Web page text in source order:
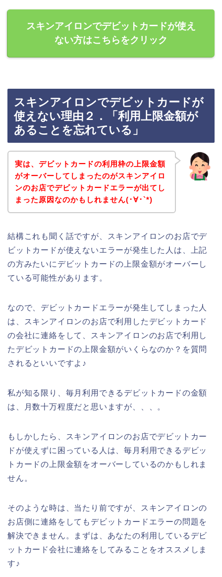
スキンアイロンでデビットカードが使え
ない方はこちらをクリック
スキンアイロンでデビットカードが
使えない理由２．「利用上限金額が
あることを忘れている」
実は、デビットカードの利用枠の上限金額
がオーバーしてしまったのがスキンアイロ
ンのお店でデビットカードエラーが出てし
まった原因なのかもしれません(･∀･`*)
結構これも聞く話ですが、スキンアイロンのお店でデ
ビットカードが使えないエラーが発生した人は、上記
の方みたいにデビットカードの上限金額がオーバーし
ている可能性があります。
なので、デビットカードエラーが発生してしまった人
は、スキンアイロンのお店で利用したデビットカード
の会社に連絡をして、スキンアイロンのお店で利用し
たデビットカードの上限金額がいくらなのか？を質問
されるといいですよ♪
私が知る限り、毎月利用できるデビットカードの金額
は、月数十万程度だと思いますが、、、。
もしかしたら、スキンアイロンのお店でデビットカー
ドが使えずに困っている人は、毎月利用できるデビッ
トカードの上限金額をオーバーしているのかもしれま
せん。
そのような時は、当たり前ですが、スキンアイロンの
お店側に連絡をしてもデビットカードエラーの問題を
解決できません。まずは、あなたの利用しているデビ
ットカード会社に連絡をしてみることをオススメしま
す♪